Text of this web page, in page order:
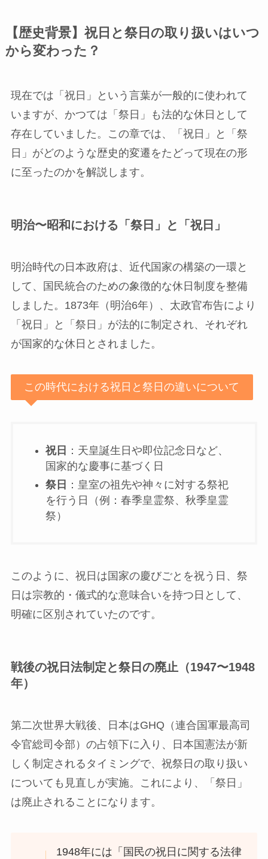
【歴史背景】祝日と祭日の取り扱いはいつ
から変わった？
現在では「祝日」という言葉が一般的に使われて
いますが、かつては「祭日」も法的な休日として
存在していました。この章では、「祝日」と「祭
日」がどのような歴史的変遷をたどって現在の形
に至ったのかを解説します。
明治〜昭和における「祭日」と「祝日」
明治時代の日本政府は、近代国家の構築の一環と
して、国民統合のための象徴的な休日制度を整備
しました。1873年（明治6年）、太政官布告により
「祝日」と「祭日」が法的に制定され、それぞれ
が国家的な休日とされました。
この時代における祝日と祭日の違いについて
祝日 ：天皇誕生日や即位記念日など、
国家的な慶事に基づく日
祭日 ：皇室の祖先や神々に対する祭祀
を行う日（例：春季皇霊祭、秋季皇霊
祭）
このように、祝日は国家の慶びごとを祝う日、祭
日は宗教的・儀式的な意味合いを持つ日として、
明確に区別されていたのです。
戦後の祝日法制定と祭日の廃止（1947〜1948
年）
第二次世界大戦後、日本はGHQ（連合国軍最高司
令官総司令部）の占領下に入り、日本国憲法が新
しく制定されるタイミングで、祝祭日の取り扱い
についても見直しが実施。これにより、「祭日」
は廃止されることになります。
1948年には「国民の祝日に関する法律